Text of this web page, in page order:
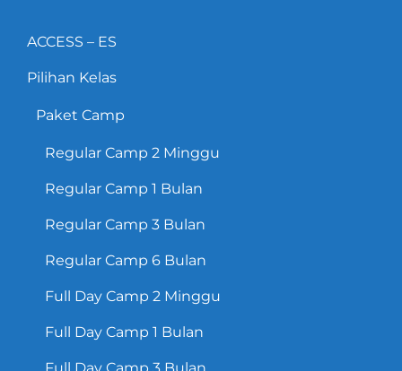
ACCESS – ES
Pilihan Kelas
Paket Camp
Regular Camp 2 Minggu
Regular Camp 1 Bulan
Regular Camp 3 Bulan
Regular Camp 6 Bulan
Full Day Camp 2 Minggu
Full Day Camp 1 Bulan